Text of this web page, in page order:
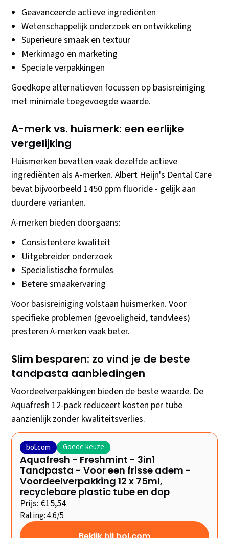
Geavanceerde actieve ingrediënten
Wetenschappelijk onderzoek en ontwikkeling
Superieure smaak en textuur
Merkimago en marketing
Speciale verpakkingen
Goedkope alternatieven focussen op basisreiniging
met minimale toegevoegde waarde.
A-merk vs. huismerk: een eerlijke
vergelijking
Huismerken bevatten vaak dezelfde actieve
ingrediënten als A-merken. Albert Heijn's Dental Care
bevat bijvoorbeeld 1450 ppm fluoride - gelijk aan
duurdere varianten.
A-merken bieden doorgaans:
Consistentere kwaliteit
Uitgebreider onderzoek
Specialistische formules
Betere smaakervaring
Voor basisreiniging volstaan huismerken. Voor
specifieke problemen (gevoeligheid, tandvlees)
presteren A-merken vaak beter.
Slim besparen: zo vind je de beste
tandpasta aanbiedingen
Voordeelverpakkingen bieden de beste waarde. De
Aquafresh 12-pack reduceert kosten per tube
aanzienlijk zonder kwaliteitsverlies.
bol.com Goede keuze
Aquafresh - Freshmint - 3in1
Tandpasta - Voor een frisse adem -
Voordeelverpakking 12 x 75ml,
recyclebare plastic tube en dop
Prijs: €15,54
Rating: 4.6/5